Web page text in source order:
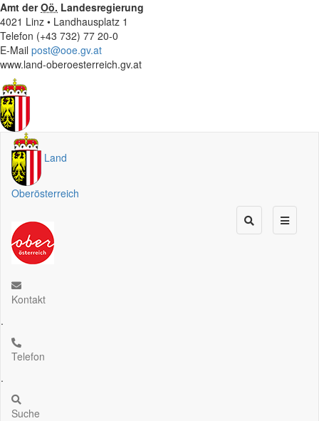
Amt derOö. Landesregierung
4021 Linz • Landhausplatz 1
Telefon (+43 732) 77 20-0
E-Mail post@ooe.gv.at
www.land-oberoesterreich.gv.at
Land
Oberösterreich
Kontakt
.
Telefon
.
Suche